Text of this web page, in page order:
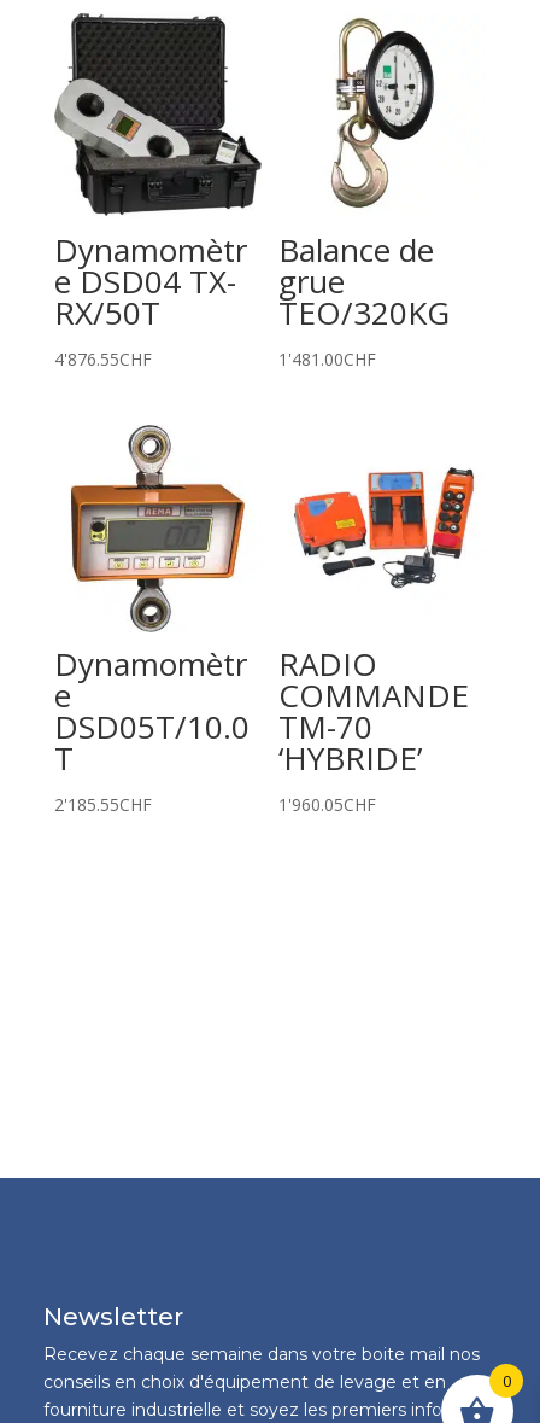
Dynamomètr
e DSD04 TX-
RX/50T
4'876.55CHF
Balance de
grue
TEO/320KG
1'481.00CHF
Dynamomètr
e
DSD05T/10.0
T
2'185.55CHF
RADIO
COMMANDE
TM-70
‘HYBRIDE’
1'960.05CHF
Newsletter
Recevez chaque semaine dans votre boite mail nos
conseils en choix d'équipement de levage et en
fourniture industrielle et soyez les premiers informés
0